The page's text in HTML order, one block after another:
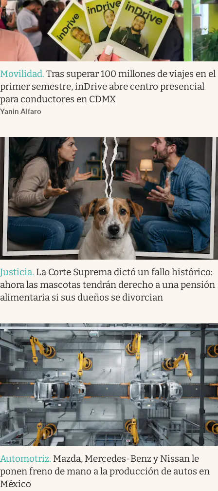
Movilidad. Tras superar 100 millones de viajes en el
primer semestre, inDrive abre centro presencial
para conductores en CDMX
Yanin Alfaro
Justicia. La Corte Suprema dictó un fallo histórico:
ahora las mascotas tendrán derecho a una pensión
alimentaria si sus dueños se divorcian
Automotriz. Mazda, Mercedes-Benz y Nissan le
ponen freno de mano a la producción de autos en
México